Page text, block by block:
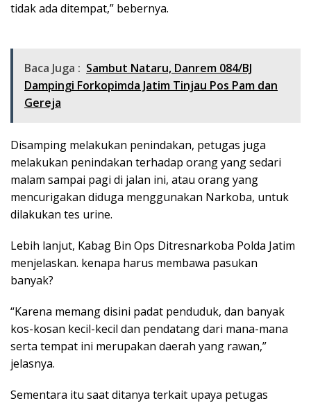
tidak ada ditempat,” bebernya.
Baca Juga : Sambut Nataru, Danrem 084/BJ
Dampingi Forkopimda Jatim Tinjau Pos Pam dan
Gereja
Disamping melakukan penindakan, petugas juga
melakukan penindakan terhadap orang yang sedari
malam sampai pagi di jalan ini, atau orang yang
mencurigakan diduga menggunakan Narkoba, untuk
dilakukan tes urine.
Lebih lanjut, Kabag Bin Ops Ditresnarkoba Polda Jatim
menjelaskan. kenapa harus membawa pasukan
banyak?
“Karena memang disini padat penduduk, dan banyak
kos-kosan kecil-kecil dan pendatang dari mana-mana
serta tempat ini merupakan daerah yang rawan,”
jelasnya.
Sementara itu saat ditanya terkait upaya petugas